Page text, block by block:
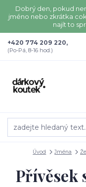
Dobrý den, pokud
jméno nebo zkrátka
najít to
+420 774 209 220,
(Po-Pá, 8-16 hod.)
Úvod Jména
Přívěsek